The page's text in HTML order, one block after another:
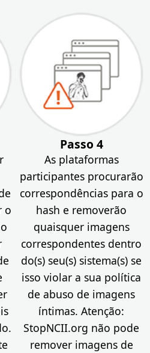
o
Passo 4
As plataformas
participantes procurarão
correspondências para o
hash e removerão
quaisquer imagens
correspondentes dentro
do(s) seu(s) sistema(s) se
isso violar a sua política
de abuso de imagens
íntimas. Atenção:
StopNCII.org não pode
remover imagens de